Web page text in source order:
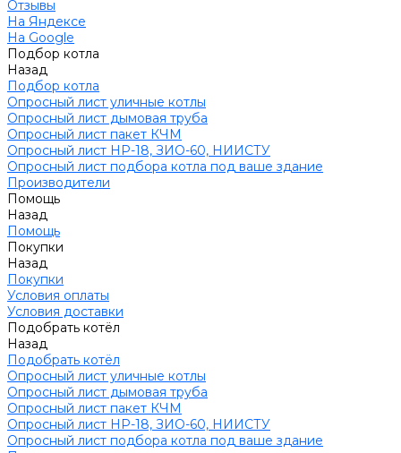
Отзывы
На Яндексе
На Google
Подбор котла
Назад
Подбор котла
Опросный лист уличные котлы
Опросный лист дымовая труба
Опросный лист пакет КЧМ
Опросный лист НР-18, ЗИО-60, НИИСТУ
Опросный лист подбора котла под ваше здание
Производители
Помощь
Назад
Помощь
Покупки
Назад
Покупки
Условия оплаты
Условия доставки
Подобрать котёл
Назад
Подобрать котёл
Опросный лист уличные котлы
Опросный лист дымовая труба
Опросный лист пакет КЧМ
Опросный лист НР-18, ЗИО-60, НИИСТУ
Опросный лист подбора котла под ваше здание